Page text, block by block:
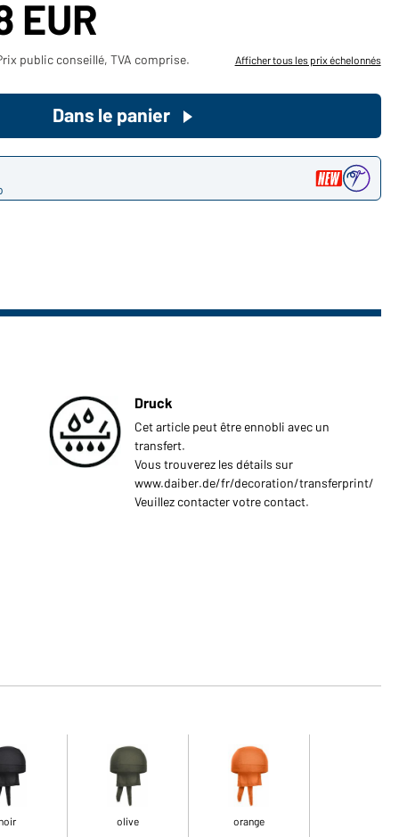
produits pour votre besoin privé?
Chemin d'accès au shop des
clients finaux
EUR
public conseillé, TVA comprise. Afficher tous les prix échelonnés
Dans le panier
Druck
Cet article peut être ennobli avec un
transfert.
Vous trouverez les détails sur
www.daiber.de/fr/decoration/transferprint/
Veuillez contacter votre contact.
noir olive orange